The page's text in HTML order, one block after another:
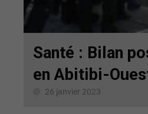
Santé : Bilan
en Abitibi-
26 janvier 2023